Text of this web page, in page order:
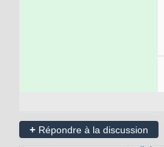
+ Répondre à la discussion